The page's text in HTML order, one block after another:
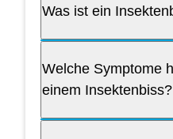
Was ist ein
Welche Symptome
einem Insektenbiss?